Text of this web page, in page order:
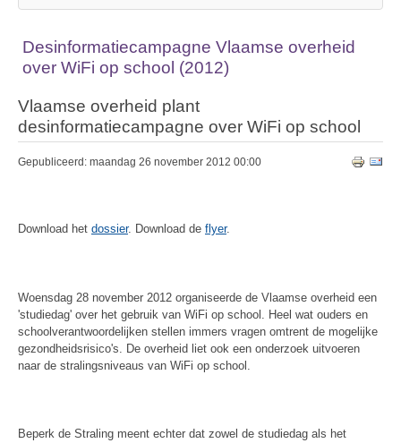
Desinformatiecampagne Vlaamse overheid
over WiFi op school (2012)
Vlaamse overheid plant
desinformatiecampagne over WiFi op school
Gepubliceerd: maandag 26 november 2012 00:00
Download het dossier. Download de flyer.
Woensdag 28 november 2012 organiseerde de Vlaamse overheid een
'studiedag' over het gebruik van WiFi op school. Heel wat ouders en
schoolverantwoordelijken stellen immers vragen omtrent de mogelijke
gezondheidsrisico's. De overheid liet ook een onderzoek uitvoeren
naar de stralingsniveaus van WiFi op school.
Beperk de Straling meent echter dat zowel de studiedag als het